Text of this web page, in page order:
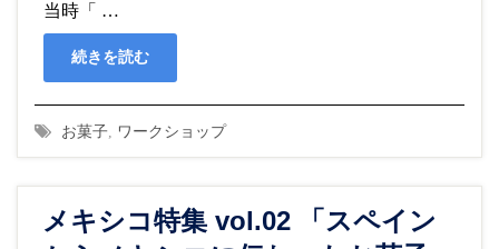
当時「 …
続きを読む
お菓子 ワークショップ
メキシコ特集 vol.02 「スペイン